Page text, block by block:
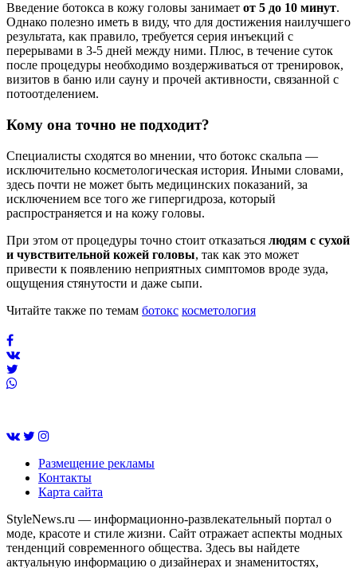
Введение ботокса в кожу головы занимает от 5 до 10 минут.
Однако полезно иметь в виду, что для достижения наилучшего
результата, как правило, требуется серия инъекций с
перерывами в 3-5 дней между ними. Плюс, в течение суток
после процедуры необходимо воздерживаться от тренировок,
визитов в баню или сауну и прочей активности, связанной с
потоотделением.
Кому она точно не подходит?
Специалисты сходятся во мнении, что ботокс скальпа —
исключительно косметологическая история. Иными словами,
здесь почти не может быть медицинских показаний, за
исключением все того же гипергидроза, который
распространяется и на кожу головы.
При этом от процедуры точно стоит отказаться людям с сухой
и чувствительной кожей головы, так как это может
привести к появлению неприятных симптомов вроде зуда,
ощущения стянутости и даже сыпи.
Читайте также по темам ботокс косметология
Размещение рекламы
Контакты
Карта сайта
StyleNews.ru — информационно-развлекательный портал о
моде, красоте и стиле жизни. Сайт отражает аспекты модных
тенденций современного общества. Здесь вы найдете
актуальную информацию о дизайнерах и знаменитостях,